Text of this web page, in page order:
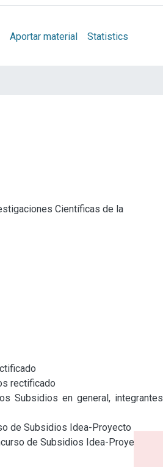
Aportar material Statistics
Científicas de la
rectificado
Subsidios en general, integrantes
de Subsidios Idea-Proyecto
de Subsidios Idea-Proyecto